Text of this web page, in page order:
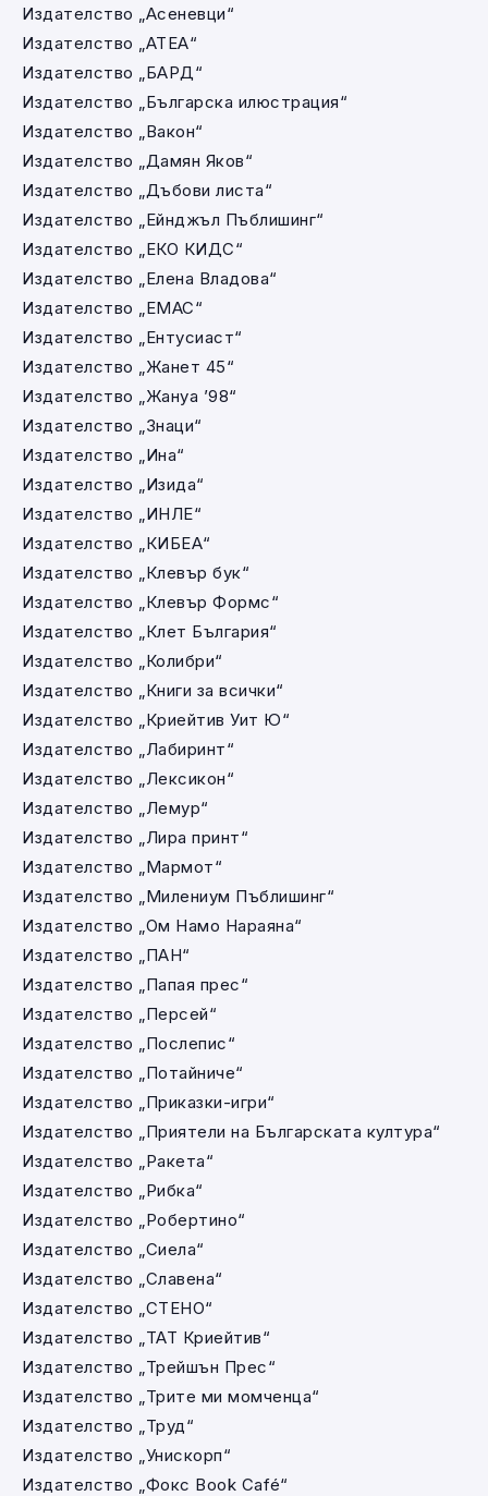
Издателство „Асеневци“
Издателство „АТЕА“
Издателство „БАРД“
Издателство „Българска илюстрация“
Издателство „Вакон“
Издателство „Дамян Яков“
Издателство „Дъбови листа“
Издателство „Ейнджъл Пъблишинг“
Издателство „ЕКО КИДС“
Издателство „Елена Владова“
Издателство „ЕМАС“
Издателство „Ентусиаст“
Издателство „Жанет 45“
Издателство „Жануа ’98“
Издателство „Знаци“
Издателство „Ина“
Издателство „Изида“
Издателство „ИНЛЕ“
Издателство „КИБЕА“
Издателство „Клевър бук“
Издателство „Клевър Формс“
Издателство „Клет България“
Издателство „Колибри“
Издателство „Книги за всички“
Издателство „Криейтив Уит Ю“
Издателство „Лабиринт“
Издателство „Лексикон“
Издателство „Лемур“
Издателство „Лира принт“
Издателство „Мармот“
Издателство „Милениум Пъблишинг“
Издателство „Ом Намо Нараяна“
Издателство „ПАН“
Издателство „Папая прес“
Издателство „Персей“
Издателство „Послепис“
Издателство „Потайниче“
Издателство „Приказки-игри“
Издателство „Приятели на Българската култура“
Издателство „Ракета“
Издателство „Рибка“
Издателство „Робертино“
Издателство „Сиела“
Издателство „Славена“
Издателство „СТЕНО“
Издателство „ТАТ Криейтив“
Издателство „Трейшън Прес“
Издателство „Трите ми момченца“
Издателство „Труд“
Издателство „Унискорп“
Издателство „Фокс Book Café“